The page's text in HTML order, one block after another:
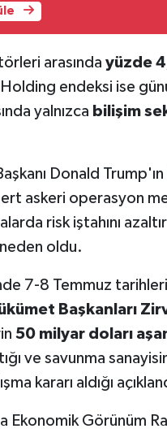
arasında yüzde
endeksi ise
yalnızca bilişim
Donald
askeri operasyon
risk iştahını
neden oldu.
7-8 Temmuz
Başkanları
50 milyar doları
ve savunma
kararı aldığı
Ekonomik Görünüm